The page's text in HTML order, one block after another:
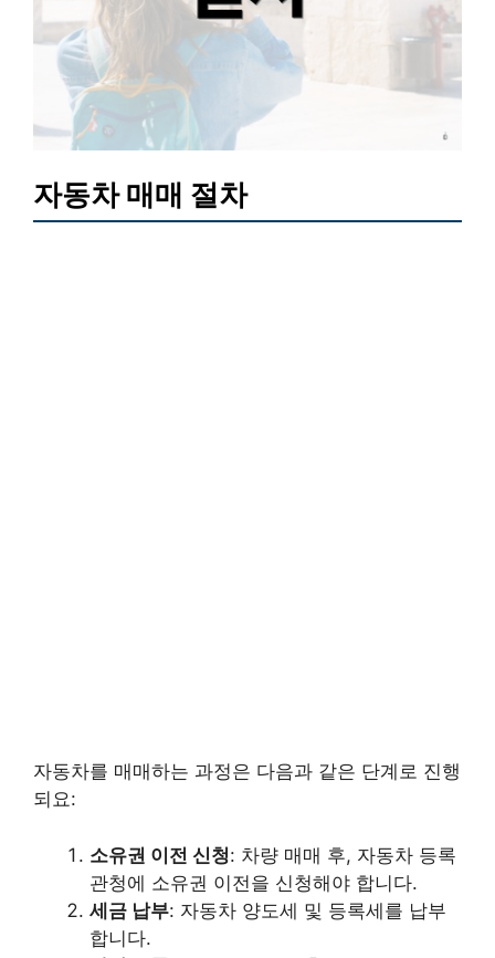
자동차 매매 절차
자동차를 매매하는 과정은 다음과 같은 단계로 진행
되요:
소유권 이전 신청: 차량 매매 후, 자동차 등록
관청에 소유권 이전을 신청해야 합니다.
세금 납부: 자동차 양도세 및 등록세를 납부
합니다.